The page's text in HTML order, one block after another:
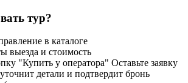
тур?
в каталоге
выезда и стоимость
"Купить у оператора" Оставьте заявку
детали и подтвердит бронь